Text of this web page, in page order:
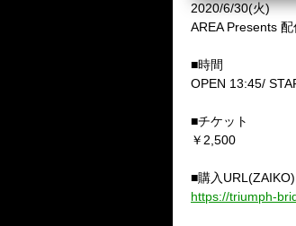
2020/6/30(火)
AREA Presents 配
■時間
OPEN 13:45/
■チケット
￥ 2 500
■購入 URL (ZAIKO)
https://triumph-